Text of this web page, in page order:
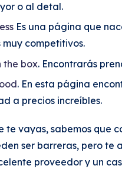
o al detal.
Es una página que
muy competitivos.
the box. Encontrarás
. En esta página
a precios increíbles.
te vayas, sabemos que
ser barreras, pero te
proveedor y un